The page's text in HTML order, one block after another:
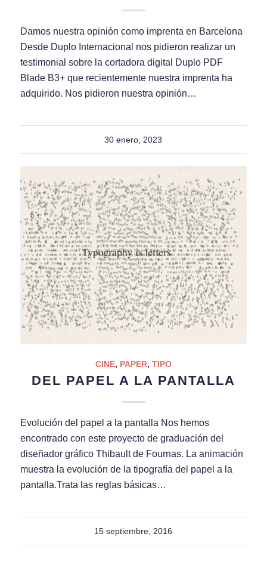
Damos nuestra opinión como imprenta en Barcelona
Desde Duplo Internacional nos pidieron realizar un
testimonial sobre la cortadora digital Duplo PDF
Blade B3+ que recientemente nuestra imprenta ha
adquirido. Nos pidieron nuestra opinión…
30 enero, 2023
CINE, PAPER, TIPO
DEL PAPEL A LA PANTALLA
Evolución del papel a la pantalla Nos hemos
encontrado con este proyecto de graduación del
diseñador gráfico Thibault de Fournas. La animación
muestra la evolución de la tipografía del papel a la
pantalla.Trata las reglas básicas…
15 septiembre, 2016